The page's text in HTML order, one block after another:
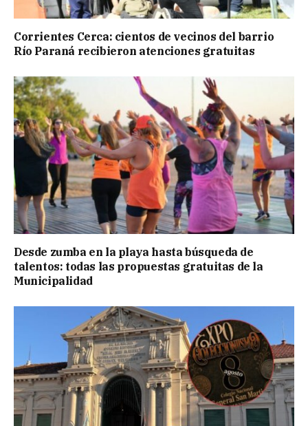
Corrientes Cerca: cientos de vecinos del barrio
Río Paraná recibieron atenciones gratuitas
Desde zumba en la playa hasta búsqueda de
talentos: todas las propuestas gratuitas de la
Municipalidad